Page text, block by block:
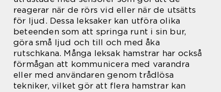
reagerar när de rörs vid eller när de utsätts
för ljud. Dessa leksaker kan utföra olika
beteenden som att springa runt i sin bur,
göra små ljud och till och med åka
rutschkana. Många leksak hamstrar har också
förmågan att kommunicera med varandra
eller med användaren genom trådlösa
tekniker, vilket gör att flera hamstrar kan